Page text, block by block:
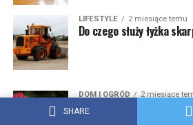
SHARE
LIFESTYLE 2 miesiące temu
Do czego służy łyżka
DOM I OGRÓD 2 miesiące
Sposób na szybką